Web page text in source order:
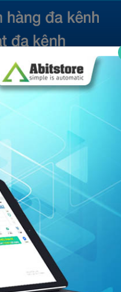
BÁO GIÁ HỖ TRỢ
Về Abit
kiếm: